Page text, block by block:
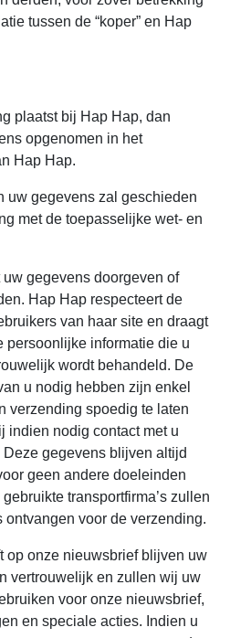
tussen de “koper” en Hap
plaatst bij Hap Hap, dan
opgenomen in het
Hap Hap.
uw gegevens zal geschieden
met de toepasselijke wet- en
gegevens doorgeven of
Hap Hap respecteert de
van haar site en draagt
persoonlijke informatie die u
wordt behandeld. De
u nodig hebben zijn enkel
verzending spoedig te laten
indien nodig contact met u
Deze gegevens blijven altijd
geen andere doeleinden
transportfirma’s zullen
ontvangen voor de verzending.
op onze nieuwsbrief blijven uw
vertrouwelijk en zullen wij uw
voor onze nieuwsbrief,
en speciale acties. Indien u